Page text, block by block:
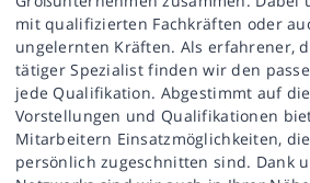
mit qualifizierten Fachkräften oder
ungelernten Kräften. Als erfahrener,
tätiger Spezialist finden wir den
jede Qualifikation. Abgestimmt auf
Vorstellungen und Qualifikationen
Mitarbeitern Einsatzmöglichkeiten,
persönlich zugeschnitten sind. Dank